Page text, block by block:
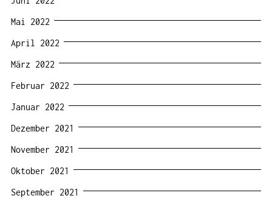
Mai 2022
April 2022
März 2022
Februar 2022
Januar 2022
Dezember 2021
November 2021
Oktober 2021
September 2021